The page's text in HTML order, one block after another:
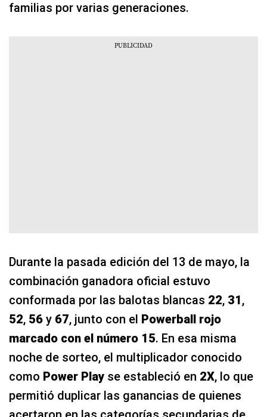
familias por varias generaciones.
Durante la pasada edición del 13 de mayo, la
combinación ganadora oficial estuvo
conformada por las balotas blancas 22, 31,
52, 56 y 67, junto con el Powerball rojo
marcado con el número 15. En esa misma
noche de sorteo, el multiplicador conocido
como Power Play se estableció en 2X, lo que
permitió duplicar las ganancias de quienes